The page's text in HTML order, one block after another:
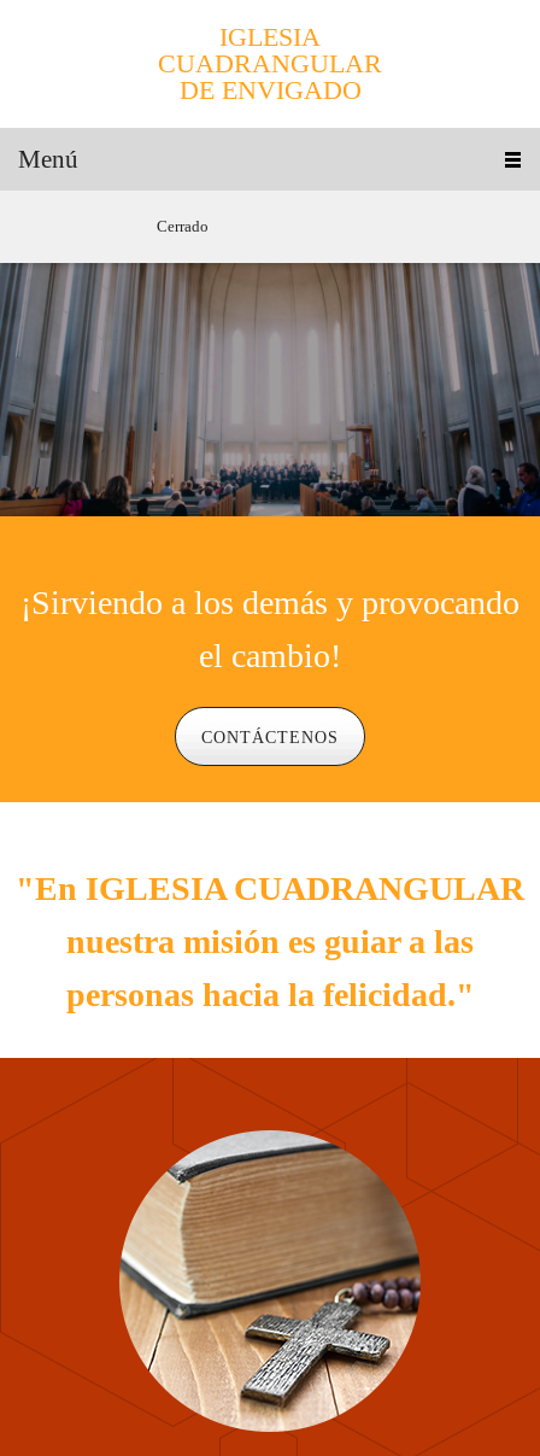
IGLESIA
CUADRANGULAR
DE ENVIGADO
Menú
Cerrado
¡Sirviendo a los demás y provocando
el cambio!
CONTÁCTENOS
"En IGLESIA CUADRANGULAR
nuestra misión es guiar a las
personas hacia la felicidad."